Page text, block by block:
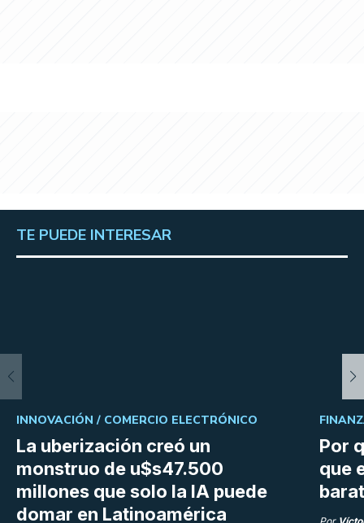
TE PUEDE INTERESAR
La uberización creó un
monstruo de u$s47.500
millones que solo la IA puede
domar en Latinoamérica
INNOVACIÓN / COMERCIO ELECTRÓNICO
Por
que